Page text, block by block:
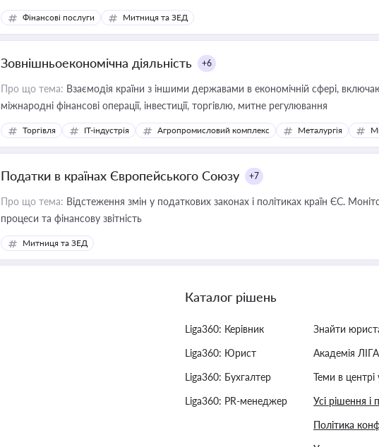
Фінансові послуги Митниця та ЗЕД
Зовнішньоекономічна діяльність +6
Про що тема: Взаємодія країни з іншими державами в економічній сфері,
міжнародні фінансові операції, інвестиції, торгівлю, митне регулювання
Торгівля IT-індустрія Агропромисловий комплекс Металургія
Податки в країнах Європейського Союзу +7
Про що тема: Відстеження змін у податкових законах і політиках країн ЄС.
процеси та фінансову звітність
Митниця та ЗЕД
Каталог рішень
Liga360: Керівник
Liga360: Юрист
Liga360: Бухгалтер
Liga360: PR-менеджер
Знайти
Академія
Теми в центрі
Усі рішення і
Політика